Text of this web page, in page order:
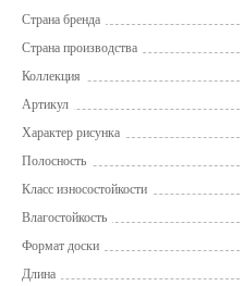
Страна бренда
Страна производства
Коллекция
Артикул
Характер рисунка
Полосность
Класс износостойкости
Влагостойкость
Формат доски
Длина